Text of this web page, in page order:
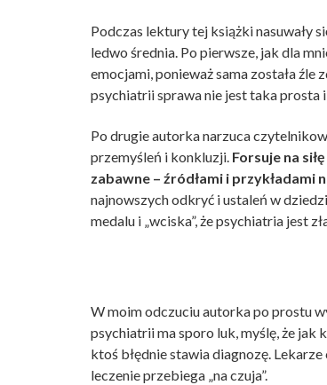
Podczas lektury tej książki nasuwały
ledwo średnia. Po pierwsze, jak dla
emocjami, ponieważ sama została
psychiatrii sprawa nie jest taka prosta
Po drugie autorka narzuca
przemyśleń i konkluzji. Forsuje na
zabawne – źródłami i przykładami
najnowszych odkryć i ustaleń w
medalu i „wciska”, że psychiatria jest
W moim odczuciu autorka po prostu
psychiatrii ma sporo luk, myślę, że jak
ktoś błędnie stawia diagnozę.
leczenie przebiega „na czuja”.